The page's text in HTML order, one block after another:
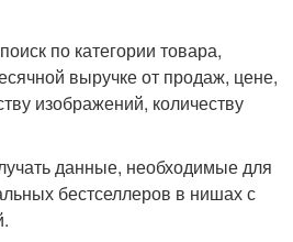
по категории товара,
выручке от продаж, цене,
изображений, количеству
данные, необходимые для
бестселлеров в нишах с